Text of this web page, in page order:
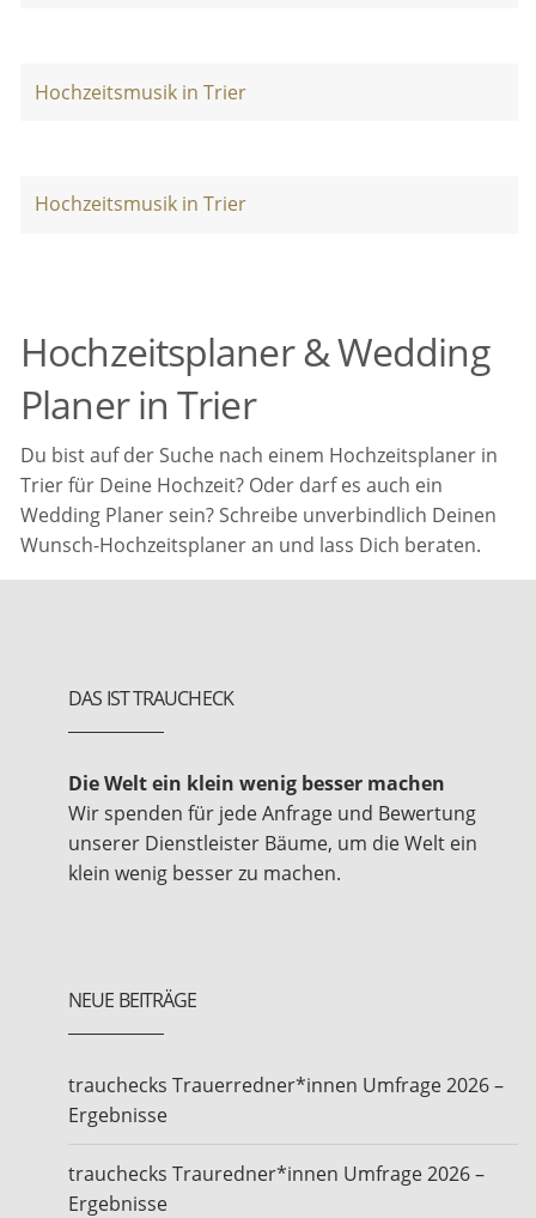
Hochzeitsmusik in Trier
Hochzeitsmusik in Trier
Hochzeitsplaner & Wedding
Planer in Trier
Du bist auf der Suche nach einem Hochzeitsplaner in
Trier für Deine Hochzeit? Oder darf es auch ein
Wedding Planer sein? Schreibe unverbindlich Deinen
Wunsch-Hochzeitsplaner an und lass Dich beraten.
DAS IST TRAUCHECK
Die Welt ein klein wenig besser machen
Wir spenden für jede Anfrage und Bewertung
unserer Dienstleister Bäume, um die Welt ein
klein wenig besser zu machen.
NEUE BEITRÄGE
trauchecks Trauerredner*innen Umfrage 2026 –
Ergebnisse
trauchecks Trauredner*innen Umfrage 2026 –
Ergebnisse